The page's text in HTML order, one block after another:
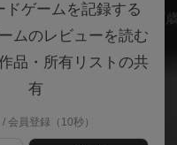
ローナ：サンフェルミン万歳
Pamplona: Viva San Fermín!
45分前後
ドゲームを記録する
ムのレビューを読む
品・所有リストの共
有
会員登録（10秒）